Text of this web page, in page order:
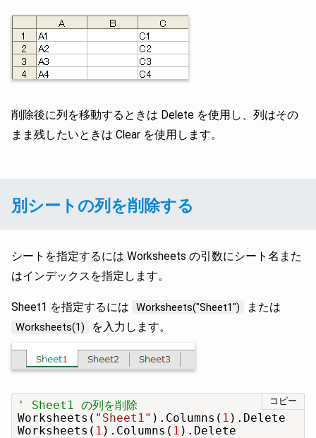
削除後に列を移動するときは Delete を使用し、列はその
まま残したいときは Clear を使用します。
別シートの列を削除する
シートを指定するには Worksheets の引数にシート名また
はインデックスを指定します。
Sheet1 を指定するには Worksheets("Sheet1") または
Worksheets(1) を入力します。
コピー
' Sheet1 の列を削除
Worksheets( "Sheet1" ).Columns( 1 ).Delete
Worksheets( 1 ).Columns( 1 ).Delete